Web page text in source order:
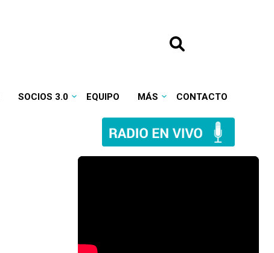
SOCIOS 3.0 EQUIPO MÁS CONTACTO